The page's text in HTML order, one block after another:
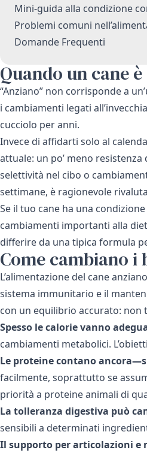
Mini-guida alla condizione
Problemi comuni
Domande Frequenti
Quando un cane
“Anziano” non corrisponde a
i cambiamenti legati
cucciolo per anni.
Invece di affidarti solo al
attuale: un po’ meno
selettività nel cibo o
settimane, è ragionevole
Se il tuo cane ha una
cambiamenti importanti alla
differire da una tipica formula
Come cambiano i
L’alimentazione del cane
sistema immunitario e il
con un equilibrio accurato:
Spesso le calorie vanno
cambiamenti metabolici.
Le proteine contano
facilmente, soprattutto se
priorità a proteine animali di
La tolleranza digestiva può
sensibili a determinati
Il supporto per articolazioni